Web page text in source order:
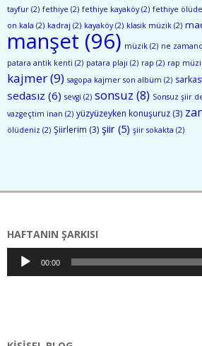
tayfur (2) fethiye (2) fethiye kayaköy(2) fethiye
on kala (2) kadraj (2) kayaköy(2) klasik müzik (2)
manşet (96) müzik (2) ne
patara antik kenti (2) patara plajı (2) rap (2) rap
kajmer(9) sagopa kajmer son albüm (2)
sedasız (6) sevgi (2) sonsuz (8) Sonsuz şiir
vazgeçtim inan (2) yüzyüzeyken konuşuruz (3)
ölüdeniz (2) Şiirlerim (3) şiir (5) şiir sokakta (2)
HAFTANIN ŞARKISI
Ses
oynatıcı
00:00